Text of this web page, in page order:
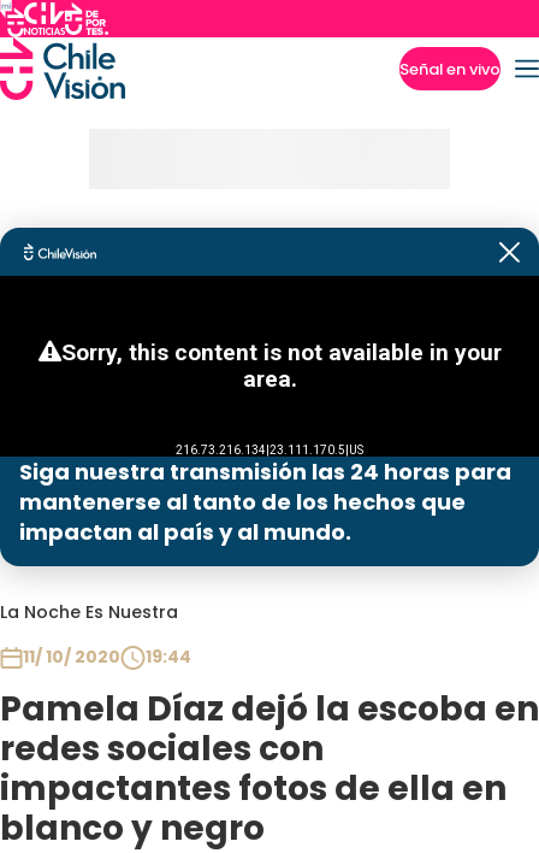
Señal en vivo
Siga nuestra transmisión las 24 horas para
mantenerse al tanto de los hechos que
impactan al país y al mundo.
La Noche Es Nuestra
11/ 10/ 2020
19:44
Pamela Díaz dejó la escoba en
redes sociales con
impactantes fotos de ella en
blanco y negro
Programas
Club De La Comedia
Contigo en Directo
Plan Perfecto
El Tiempo
Sabingo
Todos Los Programas